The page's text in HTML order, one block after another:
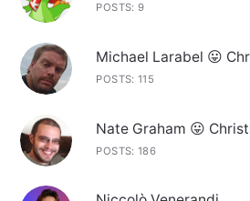
POSTS: 9
Michael Larabel 😛
POSTS: 115
Nate Graham 😛
POSTS: 186